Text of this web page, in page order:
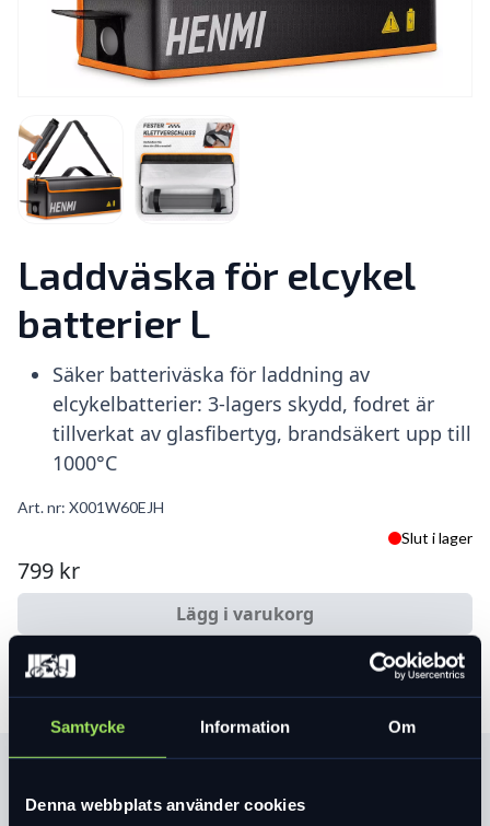
Samtycke Information Om
Denna webbplats använder cookies
Laddväska för elcykel
batterier L
Säker batteriväska för laddning av
elcykelbatterier: 3-lagers skydd, fodret är
tillverkat av glasfibertyg, brandsäkert upp till
1000°C
Art. nr: X001W60EJH
Slut i lager
799 kr
Lägg i varukorg